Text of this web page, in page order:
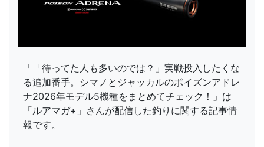
「「待ってた人も多いのでは？」実戦投入したくな
る追加番手。シマノとジャッカルのポイズンアドレ
ナ2026年モデル5機種をまとめてチェック！」は
「ルアマガ+」さんが配信した釣りに関する記事情
報です。